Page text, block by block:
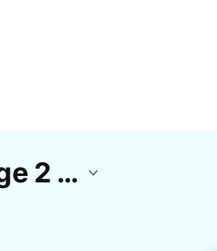
Modèles Gratuits De Franck Provost Balayage 2 Ors Prix Par CapCut